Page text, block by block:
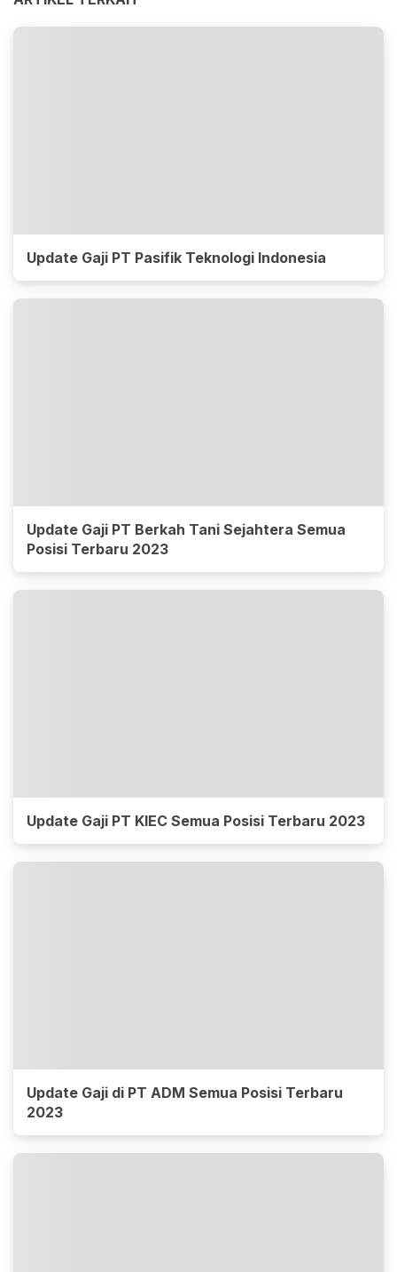
Update Gaji PT Pasifik Teknologi Indonesia
Update Gaji PT Berkah Tani Sejahtera Semua
Posisi Terbaru 2023
Update Gaji PT KIEC Semua Posisi Terbaru 2023
Update Gaji di PT ADM Semua Posisi Terbaru
2023